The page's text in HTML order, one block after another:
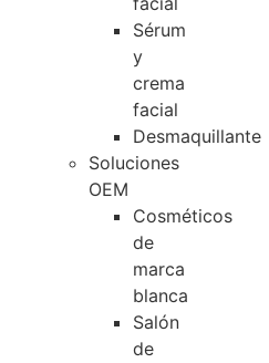
Sérum
y
crema
facial
Desmaquillante
Soluciones
OEM
Cosméticos
de
marca
blanca
Salón
de